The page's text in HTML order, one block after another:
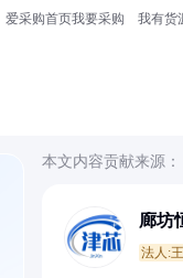
爱采购首页我要采购 我有货
本文内容贡献来源：
廊坊
法人: